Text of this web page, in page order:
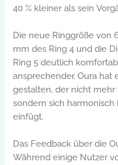
40 % kleiner als sein
Die neue Ringgröße von
mm des Ring 4 und die
Ring 5 deutlich
ansprechender. Oura hat
gestalten, der nicht mehr
sondern sich
einfügt.
Das Feedback über die
Während einige Nutzer